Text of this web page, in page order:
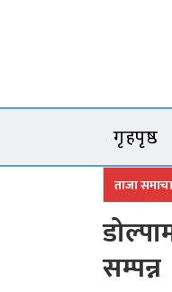
गृहपृष्ठ
ताजा
सम्पन्न